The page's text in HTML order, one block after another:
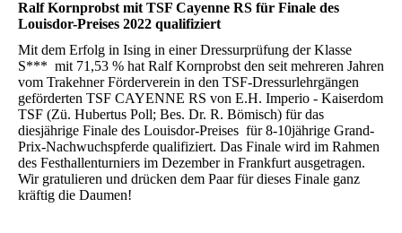
Ralf Kornprobst mit TSF Cayenne RS für Finale des
Louisdor-Preises 2022 qualifiziert
Mit dem Erfolg in Ising in einer Dressurprüfung der Klasse
S*** mit 71,53 % hat Ralf Kornprobst den seit mehreren Jahren
vom Trakehner Förderverein in den TSF-Dressurlehrgängen
geförderten TSF CAYENNE RS von E.H. Imperio - Kaiserdom
TSF (Zü. Hubertus Poll; Bes. Dr. R. Bömisch) für das
diesjährige Finale des Louisdor-Preises für 8-10jährige Grand-
Prix-Nachwuchspferde qualifiziert. Das Finale wird im Rahmen
des Festhallenturniers im Dezember in Frankfurt ausgetragen.
Wir gratulieren und drücken dem Paar für dieses Finale ganz
kräftig die Daumen!